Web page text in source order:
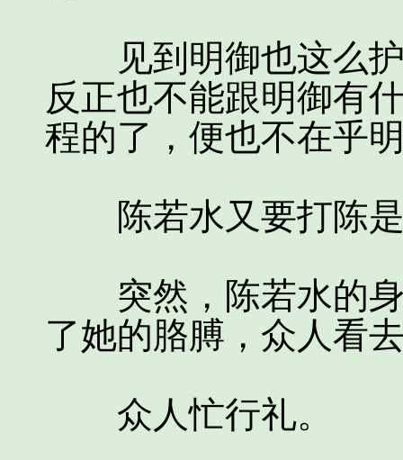
见到明御也这么护
反正也不能跟明御有
程的了，便也不在乎
陈若水又要打陈
突然，陈若水的身
了她的胳膊，众人看
众人忙行礼。